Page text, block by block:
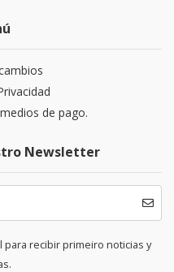
de pago.
Newsletter
para recibir primeiro noticias y